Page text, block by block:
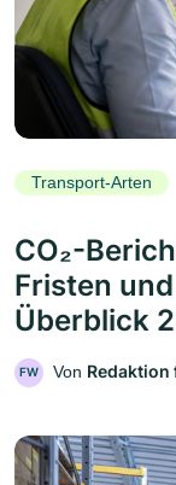
Transport-Arten
CO₂-
Fristen
Überblick
FW Von